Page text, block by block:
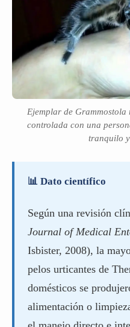
Ejemplar de
controlada con una
tranquilo
📊 Dato científico
Según una revisión
Journal of Medical
Isbister, 2008), la
pelos urticantes de
domésticos se
alimentación o